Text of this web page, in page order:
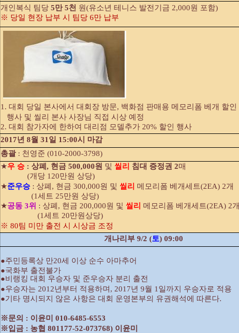
개인복식 팀당 5만 5천 원(유소년 테니스 발전기금 2,000원 포함)
※ 당일 현장 납부 시 팀당 6만 납부
1. 대회 당일 본사에서 대회장 방문, 백화점 판매용 메모리폼 베개 할인
행사 및 씰리 본사 사장님 직접 시상 예정
2. 대회 참가자에 한하여 대리점 모델추가 20% 할인 행사
2017년 8월 31일 15:00시 마감
총괄: 천영준 (010-2000-3798)
★우 승 : 상폐, 현금 500,000원 및 씰리 침대 증정권 2매
(개당 120만원 상당)
★준우승 : 상폐, 현금 300,000원 및 씰리 메모리폼 베개세트(2EA) 2개
(1세트 25만원 상당)
★공동 3위 : 상폐, 현금 200,000원 및 씰리 메모리폼 베개세트(2EA) 2개
(1세트 20만원상당)
※ 80팀 미만 출전 시 시상금 조정
개나리부 9/2 (토) 09:00
●주민등록상 만20세 이상 순수 아마추어
●국화부 출전불가
●비랭킹 대회 우승자 및 준우승자 분리 출전
●우승자는 2012년부터 적용하며, 2017년 9월 1일까지 우승자로 적용
●기타 명시되지 않은 사항은 대회 운영본부의 유권해석에 따른다.
※문의 : 이윤미 010-6485-6553
※입금 : 농협 801177-52-073768) 이윤미